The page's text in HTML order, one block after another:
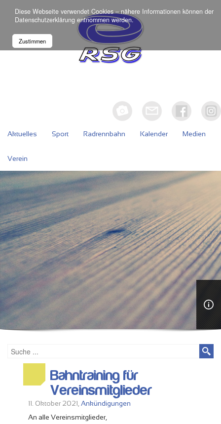
Diese Webseite verwendet Cookies – nähere Informationen können der
Datenschutzerklärung entnommen werden.
Zustimmen
Aktuelles Sport Radrennbahn Kalender Medien
Verein
Bahntraining für
Vereinsmitglieder
11. Oktober 2021, Ankündigungen
An alle Vereinsmitglieder,